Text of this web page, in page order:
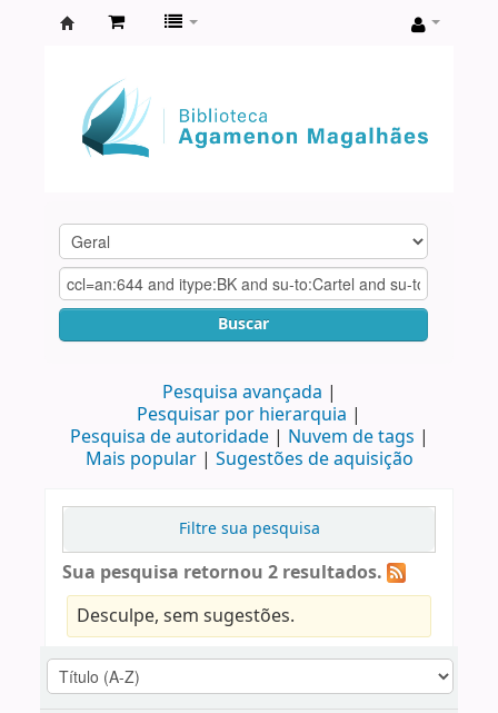
Agamenon
Magalhães
Buscar
Pesquisa avançada
Pesquisar por hierarquia
Pesquisa de autoridade
Nuvem de tags
Mais popular
Sugestões de aquisição
Filtre sua pesquisa
Sua pesquisa retornou 2 resultados.
Desculpe, sem sugestões.